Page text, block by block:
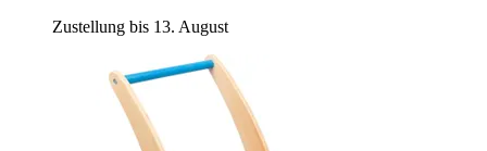
Zustellung bis 13. August